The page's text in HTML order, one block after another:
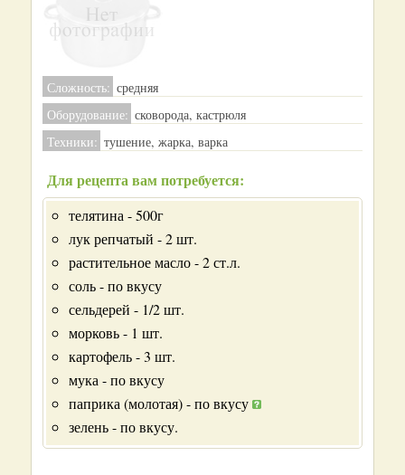
Сложность: средняя
Оборудование: сковорода, кастрюля
Техники: тушение, жарка, варка
Для рецепта вам потребуется:
телятина - 500г
лук репчатый - 2 шт.
растительное масло - 2 ст.л.
соль - по вкусу
сельдерей - 1/2 шт.
морковь - 1 шт.
картофель - 3 шт.
мука - по вкусу
паприка (молотая) - по вкусу
зелень - по вкусу.